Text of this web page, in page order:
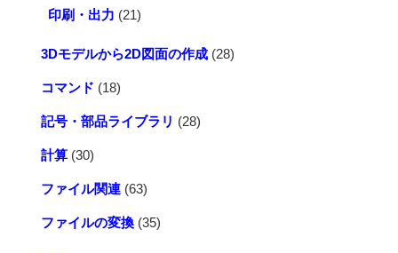
印刷・出力 (21)
3Dモデルから2D図面の作成 (28)
コマンド (18)
記号・部品ライブラリ (28)
計算 (30)
ファイル関連 (63)
ファイルの変換 (35)